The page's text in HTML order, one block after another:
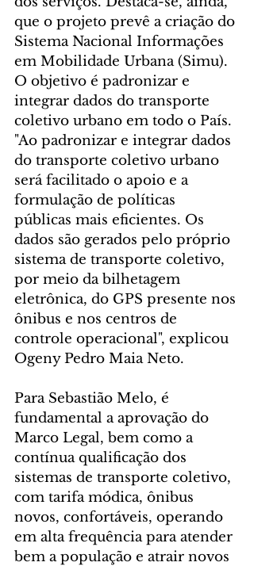
que o projeto prevê a criação do
Sistema Nacional Informações
em Mobilidade Urbana (Simu).
O objetivo é padronizar e
integrar dados do transporte
coletivo urbano em todo o País.
"Ao padronizar e integrar dados
do transporte coletivo urbano
será facilitado o apoio e a
formulação de políticas
públicas mais eficientes. Os
dados são gerados pelo próprio
sistema de transporte coletivo,
por meio da bilhetagem
eletrônica, do GPS presente nos
ônibus e nos centros de
controle operacional", explicou
Ogeny Pedro Maia Neto.
Para Sebastião Melo, é
fundamental a aprovação do
Marco Legal, bem como a
contínua qualificação dos
sistemas de transporte coletivo,
com tarifa módica, ônibus
novos, confortáveis, operando
em alta frequência para atender
bem a população e atrair novos